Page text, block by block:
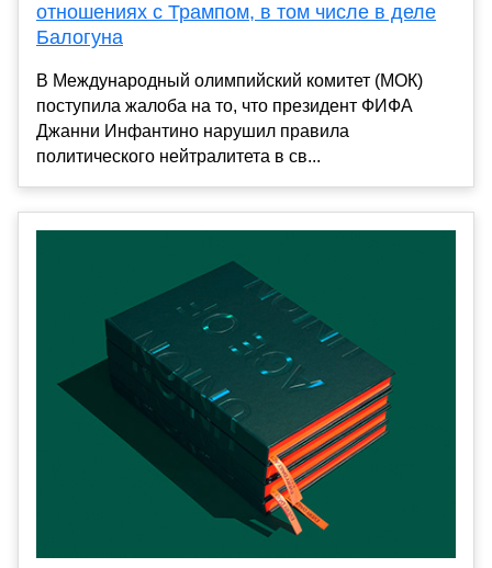
отношениях с Трампом, в том числе в деле
Балогуна
В Международный олимпийский комитет (МОК)
поступила жалоба на то, что президент ФИФА
Джанни Инфантино нарушил правила
политического нейтралитета в св...